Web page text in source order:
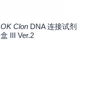
OK ClonDNA 连接试剂
盒 III Ver.2